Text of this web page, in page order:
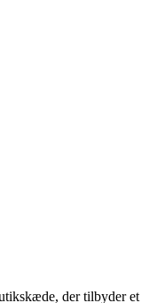
der tilbyder et